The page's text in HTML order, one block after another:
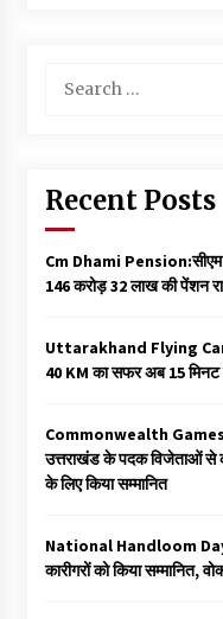
for:
Recent Posts
Cm Dhami Pension:सीएम
146 करोड़ 32 लाख की पेंशन
Uttarakhand Flying
40 KM का सफर अब 15 मिनट
Commonwealth Games
उत्तराखंड के पदक विजेताओं से
के लिए किया सम्मानित
National Handloom
कारीगरों को किया सम्मानित,